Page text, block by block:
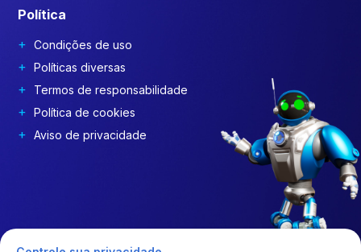
Política
Condições de uso
Políticas diversas
Termos de responsabilidade
Política de cookies
Aviso de privacidade